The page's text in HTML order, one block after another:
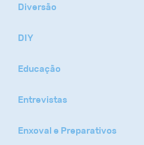
Diversão
DIY
Educação
Entrevistas
Enxoval e Preparativos